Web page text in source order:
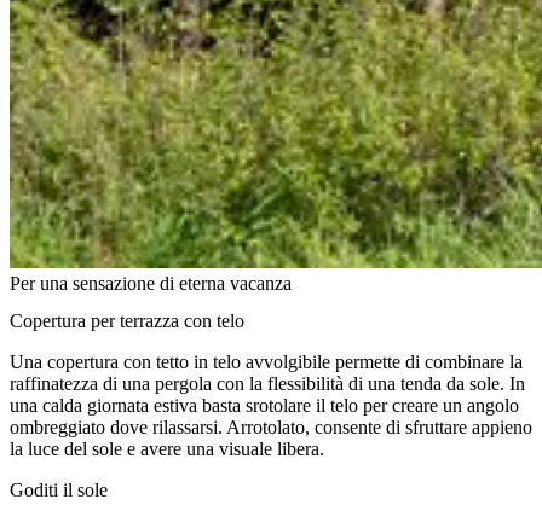
Per una sensazione di eterna vacanza
Copertura per terrazza con telo
Una copertura con tetto in telo avvolgibile permette di combinare la
raffinatezza di una pergola con la flessibilità di una tenda da sole. In
una calda giornata estiva basta srotolare il telo per creare un angolo
ombreggiato dove rilassarsi. Arrotolato, consente di sfruttare appieno
la luce del sole e avere una visuale libera.
Goditi il sole